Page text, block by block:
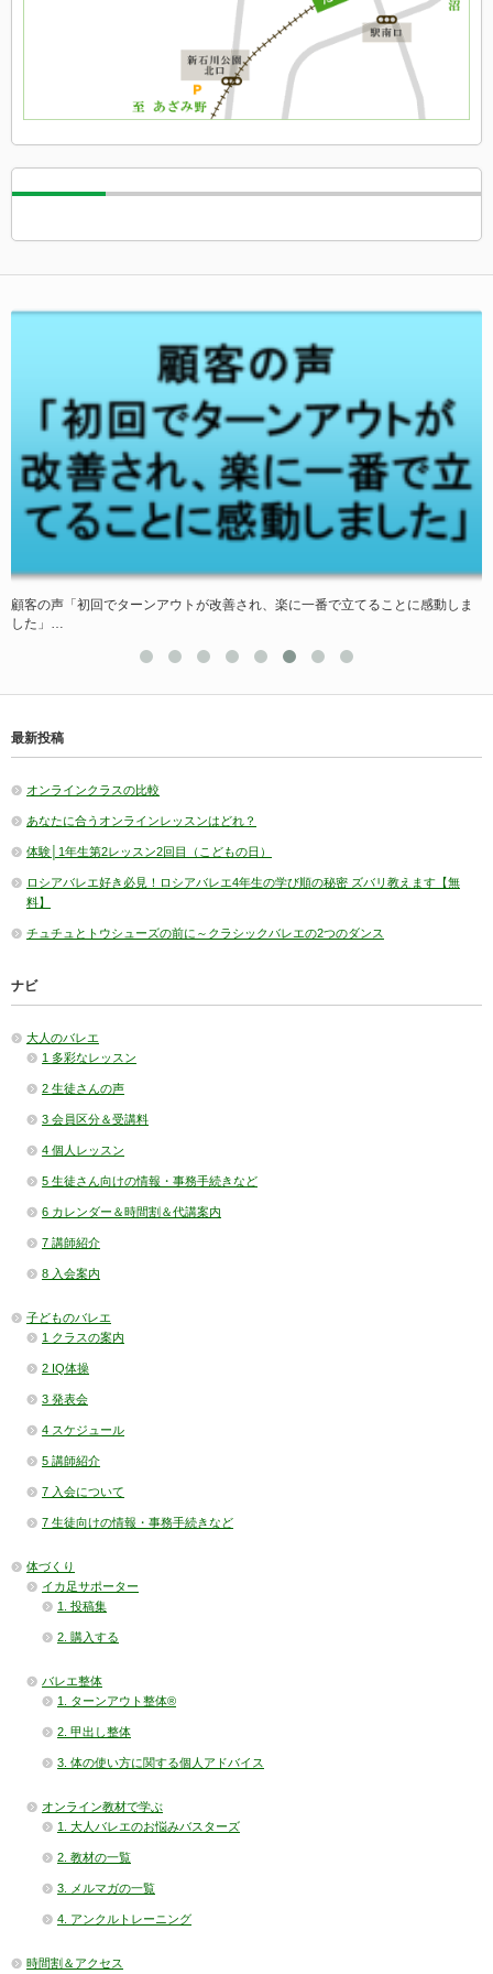
顧客の声「初回でターンアウトが改善され、楽に一番で立てることに感動しま
した」…
最新投稿
オンラインクラスの比較
あなたに合うオンラインレッスンはどれ？
体験│1年生第2レッスン2回目（こどもの日）
ロシアバレエ好き必見！ロシアバレエ4年生の学び順の秘密 ズバリ教えます【無
料】
チュチュとトウシューズの前に～クラシックバレエの2つのダンス
ナビ
大人のバレエ
1 多彩なレッスン
2 生徒さんの声
3 会員区分＆受講料
4 個人レッスン
5 生徒さん向けの情報・事務手続きなど
6 カレンダー＆時間割＆代講案内
7 講師紹介
8 入会案内
子どものバレエ
1 クラスの案内
2 IQ体操
3 発表会
4 スケジュール
5 講師紹介
7 入会について
7 生徒向けの情報・事務手続きなど
体づくり
イカ足サポーター
1. 投稿集
2. 購入する
バレエ整体
1. ターンアウト整体®
2. 甲出し整体
3. 体の使い方に関する個人アドバイス
オンライン教材で学ぶ
1. 大人バレエのお悩みバスターズ
2. 教材の一覧
3. メルマガの一覧
4. アンクルトレーニング
時間割＆アクセス